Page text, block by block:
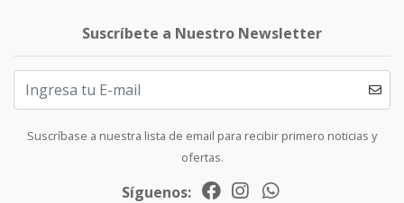
Suscríbete a Nuestro Newsletter
Suscríbase a nuestra lista de email para recibir primero noticias y
ofertas.
Síguenos: